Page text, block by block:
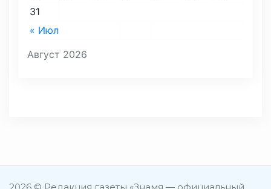
Август 2026
« Июл
31
2026 © Редакция газеты «Знамя — официальный